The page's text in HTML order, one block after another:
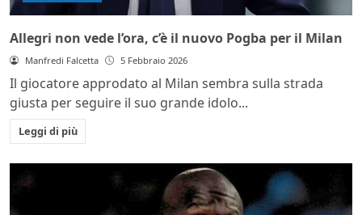
Allegri non vede l’ora, c’è il nuovo Pogba per il Milan
Manfredi Falcetta 5 Febbraio 2026
Il giocatore approdato al Milan sembra sulla strada
giusta per seguire il suo grande idolo...
Leggi di più